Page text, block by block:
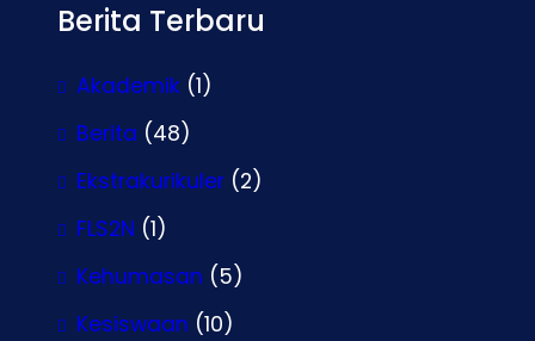
Berita Terbaru
Akademik (1)
Berita (48)
Ekstrakurikuler (2)
FLS2N (1)
Kehumasan (5)
Kesiswaan (10)